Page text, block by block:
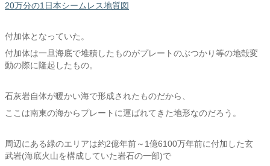
20万分の1日本シームレス地質図
付加体となっていた。
付加体は一旦海底で堆積したものがプレートのぶつかり等の地殻変
動の際に隆起したもの。
石灰岩自体が暖かい海で形成されたものだから、
ここは南東の海からプレートに運ばれてきた地形なのだろう。
周辺にある緑のエリアは約2億年前～1億6100万年前に付加した玄
武岩(海底火山を構成していた岩石の一部)で